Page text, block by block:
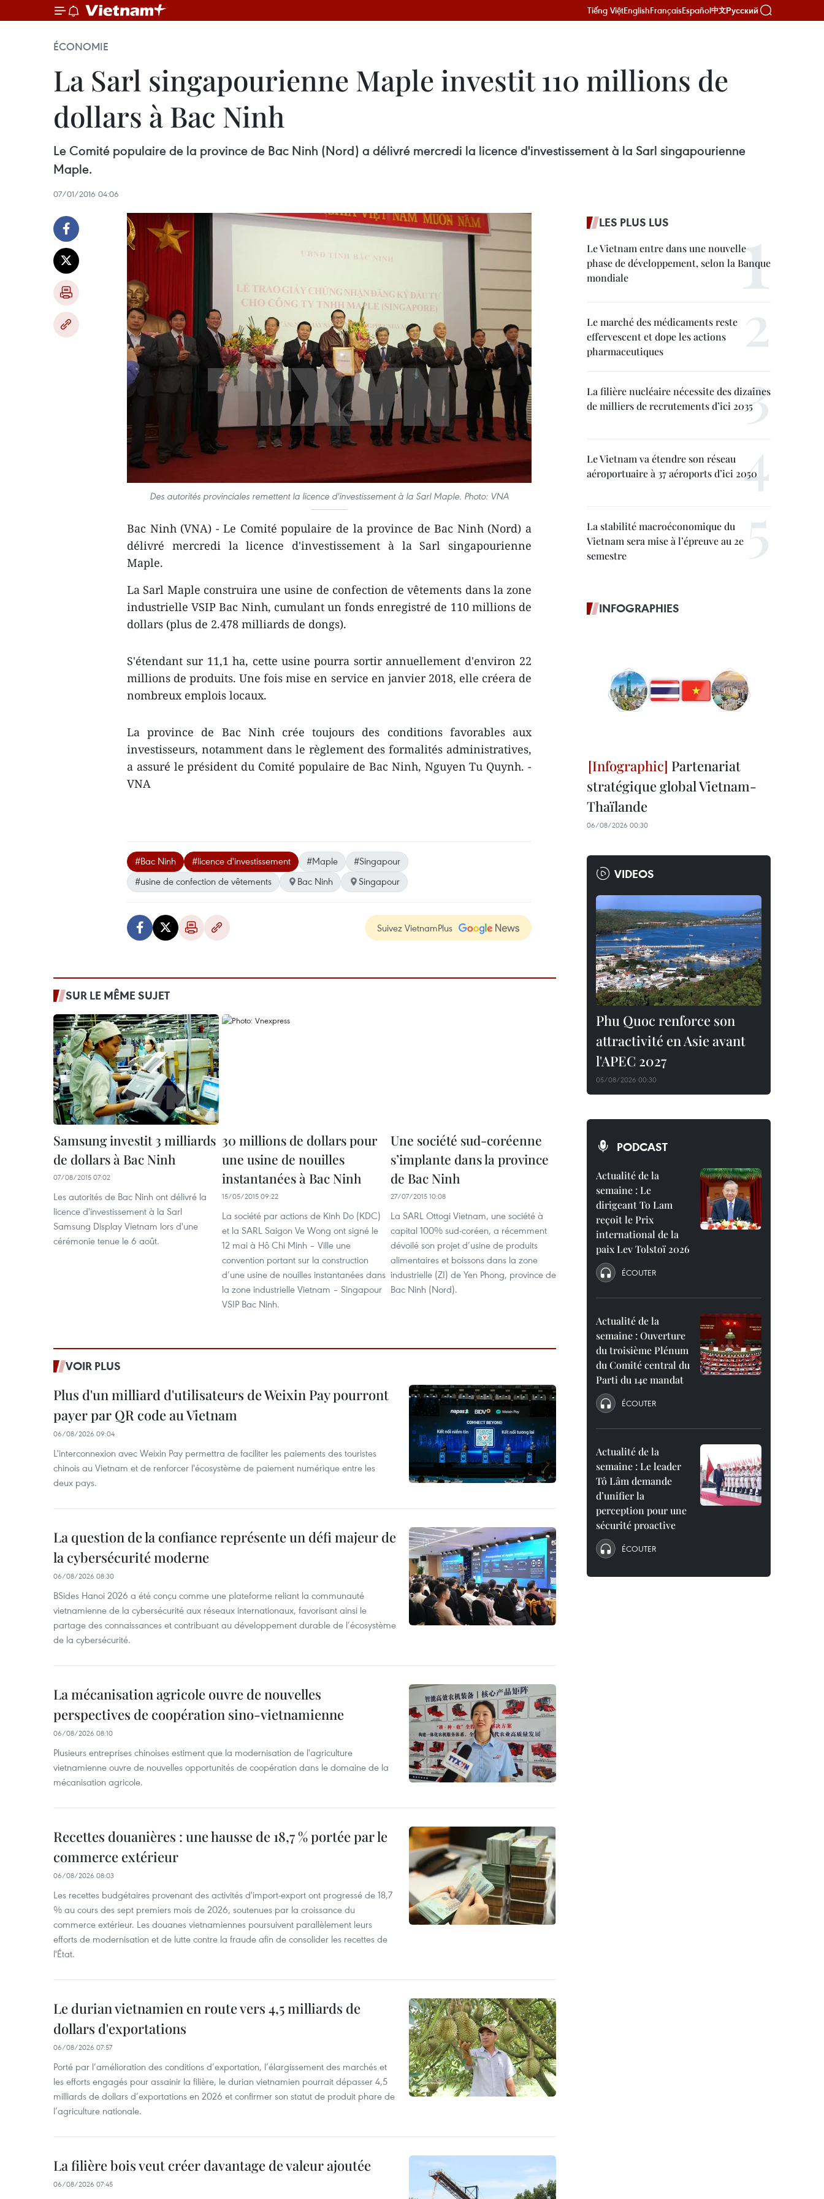
Tiếng ViệtEnglishFrançaisEspañol中文Русский
ÉCONOMIE
La Sarl singapourienne Maple investit 110 millions de
dollars à Bac Ninh
Le Comité populaire de la province de Bac Ninh (Nord) a délivré mercredi la licence d'investissement à la Sarl singapourienne
Maple.
07/01/2016 04:06
Des autorités provinciales remettent la licence d'investissement à la Sarl Maple. Photo: VNA
Bac Ninh (VNA) - Le Comité populaire de la province de Bac Ninh (Nord) a
délivré mercredi la licence d'investissement à la Sarl singapourienne
Maple.
La Sarl Maple construira une usine de confection de vêtements dans la zone
industrielle VSIP Bac Ninh, cumulant un fonds enregistré de 110 millions de
dollars (plus de 2.478 milliards de dongs).
S'étendant sur 11,1 ha, cette usine pourra sortir annuellement d'environ 22
millions de produits. Une fois mise en service en janvier 2018, elle créera de
nombreux emplois locaux.
La province de Bac Ninh crée toujours des conditions favorables aux
investisseurs, notamment dans le règlement des formalités administratives,
a assuré le président du Comité populaire de Bac Ninh, Nguyen Tu Quynh. -
VNA
#Bac Ninh #licence d'investissement #Maple
#Singapour
#usine de confection de vêtements
Bac Ninh Singapour
Suivez VietnamPlus
SUR LE MÊME SUJET
Samsung investit 3 milliards
de dollars à Bac Ninh
07/08/2015 07:02
Les autorités de Bac Ninh ont délivré la
licence d'investissement à la Sarl
Samsung Display Vietnam lors d'une
cérémonie tenue le 6 août.
30 millions de dollars pour
une usine de nouilles
instantanées à Bac Ninh
15/05/2015 09:22
La société par actions de Kinh Do (KDC)
et la SARL Saigon Ve Wong ont signé le
12 mai à Hô Chi Minh – Ville une
convention portant sur la construction
d’une usine de nouilles instantanées dans
la zone industrielle Vietnam – Singapour
VSIP Bac Ninh.
Une société sud-coréenne
s’implante dans la province
de Bac Ninh
27/07/2015 10:08
La SARL Ottogi Vietnam, une société à
capital 100% sud-coréen, a récemment
dévoilé son projet d’usine de produits
alimentaires et boissons dans la zone
industrielle (ZI) de Yen Phong, province de
Bac Ninh (Nord).
VOIR PLUS
Plus d'un milliard d'utilisateurs de Weixin Pay pourront
payer par QR code au Vietnam
06/08/2026 09:04
L'interconnexion avec Weixin Pay permettra de faciliter les paiements des touristes
chinois au Vietnam et de renforcer l'écosystème de paiement numérique entre les
deux pays.
La question de la confiance représente un défi majeur de
la cybersécurité moderne
06/08/2026 08:30
BSides Hanoi 2026 a été conçu comme une plateforme reliant la communauté
vietnamienne de la cybersécurité aux réseaux internationaux, favorisant ainsi le
partage des connaissances et contribuant au développement durable de l’écosystème
de la cybersécurité.
La mécanisation agricole ouvre de nouvelles
perspectives de coopération sino-vietnamienne
06/08/2026 08:10
Plusieurs entreprises chinoises estiment que la modernisation de l'agriculture
vietnamienne ouvre de nouvelles opportunités de coopération dans le domaine de la
mécanisation agricole.
Recettes douanières : une hausse de 18,7 % portée par le
commerce extérieur
06/08/2026 08:03
Les recettes budgétaires provenant des activités d'import-export ont progressé de 18,7
% au cours des sept premiers mois de 2026, soutenues par la croissance du
commerce extérieur. Les douanes vietnamiennes poursuivent parallèlement leurs
efforts de modernisation et de lutte contre la fraude afin de consolider les recettes de
l'État.
Le durian vietnamien en route vers 4,5 milliards de
dollars d'exportations
06/08/2026 07:57
Porté par l’amélioration des conditions d’exportation, l’élargissement des marchés et
les efforts engagés pour assainir la filière, le durian vietnamien pourrait dépasser 4,5
milliards de dollars d’exportations en 2026 et confirmer son statut de produit phare de
l’agriculture nationale.
La filière bois veut créer davantage de valeur ajoutée
06/08/2026 07:45
LES PLUS LUS
Le Vietnam entre dans une nouvelle
phase de développement, selon la Banque
mondiale
Le marché des médicaments reste
effervescent et dope les actions
pharmaceutiques
La filière nucléaire nécessite des dizaines
de milliers de recrutements d’ici 2035
Le Vietnam va étendre son réseau
aéroportuaire à 37 aéroports d’ici 2050
La stabilité macroéconomique du
Vietnam sera mise à l’épreuve au 2e
semestre
INFOGRAPHIES
Partenariat
stratégique global Vietnam-
Thaïlande
06/08/2026 00:30
VIDEOS
Phu Quoc renforce son
attractivité en Asie avant
l'APEC 2027
05/08/2026 00:30
PODCAST
Actualité de la
semaine : Le
dirigeant To Lam
reçoit le Prix
international de la
paix Lev Tolstoï 2026
ÉCOUTER
Actualité de la
semaine : Ouverture
du troisième Plénum
du Comité central du
Parti du 14e mandat
ÉCOUTER
Actualité de la
semaine : Le leader
Tô Lâm demande
d’unifier la
perception pour une
sécurité proactive
ÉCOUTER